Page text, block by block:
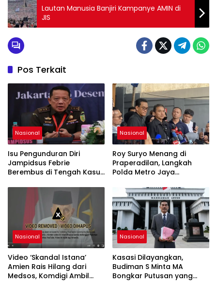
Lautan Manusia Banjiri Kampanye AMIN di
JIS
Pos Terkait
Nasional
Isu Pengunduran Diri
Jampidsus Febrie
Berembus di Tengah Kasus
Nasional
Roy Suryo Menang di
Praperadilan, Langkah
Polda Metro Jaya
Nasional
Video ‘Skandal Istana’
Amien Rais Hilang dari
Medsos, Komdigi Ambil
Nasional
Kasasi Dilayangkan,
Budiman S Minta MA
Bongkar Putusan yang